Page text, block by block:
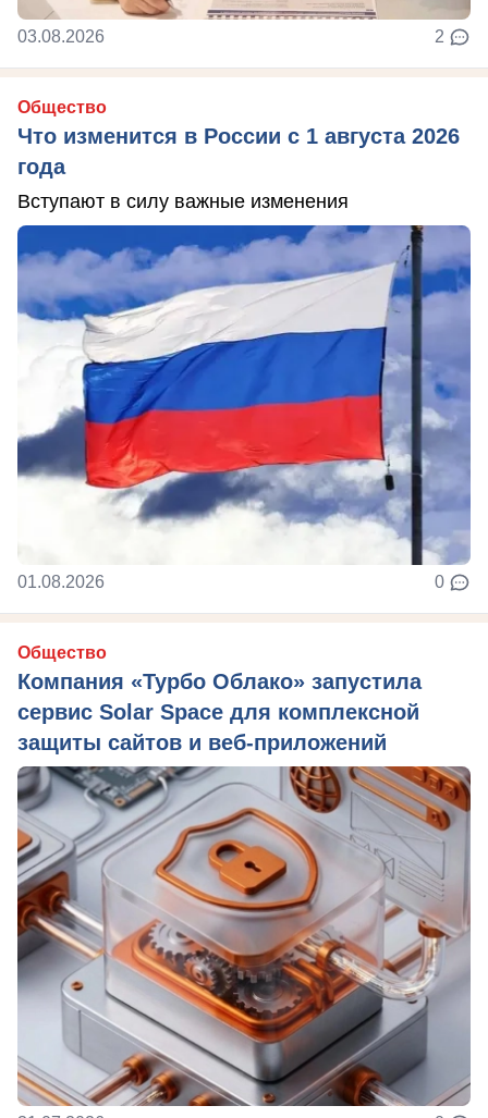
03.08.2026 2
Общество
Что изменится в России с 1 августа 2026
года
Вступают в силу важные изменения
01.08.2026 0
Общество
Компания «Турбо Облако» запустила
сервис Solar Space для комплексной
защиты сайтов и веб-приложений